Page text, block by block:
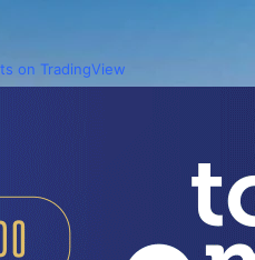
on TradingView